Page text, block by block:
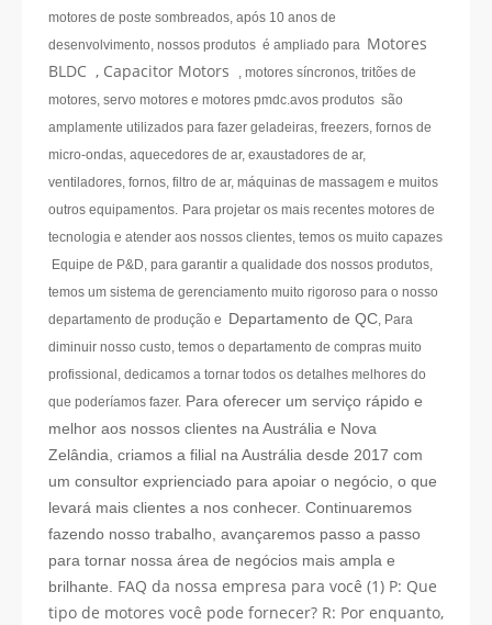
motores de poste sombreados, após 10 anos de
desenvolvimento, nossos produtos é ampliado para Motores
BLDC , Capacitor Motors
, motores síncronos, tritões de
motores, servo motores e motores pmdc.avos produtos são
amplamente utilizados para fazer geladeiras, freezers, fornos de
micro-ondas, aquecedores de ar, exaustadores de ar,
ventiladores, fornos, filtro de ar, máquinas de massagem e muitos
outros equipamentos. Para projetar os mais recentes motores de
tecnologia e atender aos nossos clientes, temos os muito capazes
Equipe de P&D, para garantir a qualidade dos nossos produtos,
temos um sistema de gerenciamento muito rigoroso para o nosso
departamento de produção e Departamento de QC, Para
diminuir nosso custo, temos o departamento de compras muito
profissional, dedicamos a tornar todos os detalhes melhores do
que poderíamos fazer. Para oferecer um serviço rápido e
melhor aos nossos clientes na Austrália e Nova
Zelândia, criamos a filial na Austrália desde 2017 com
um consultor exprienciado para apoiar o negócio, o que
levará mais clientes a nos conhecer. Continuaremos
fazendo nosso trabalho, avançaremos passo a passo
para tornar nossa área de negócios mais ampla e
brilhante.
FAQ da nossa empresa para você (1) P: Que
tipo de motores você pode fornecer? R: Por enquanto,